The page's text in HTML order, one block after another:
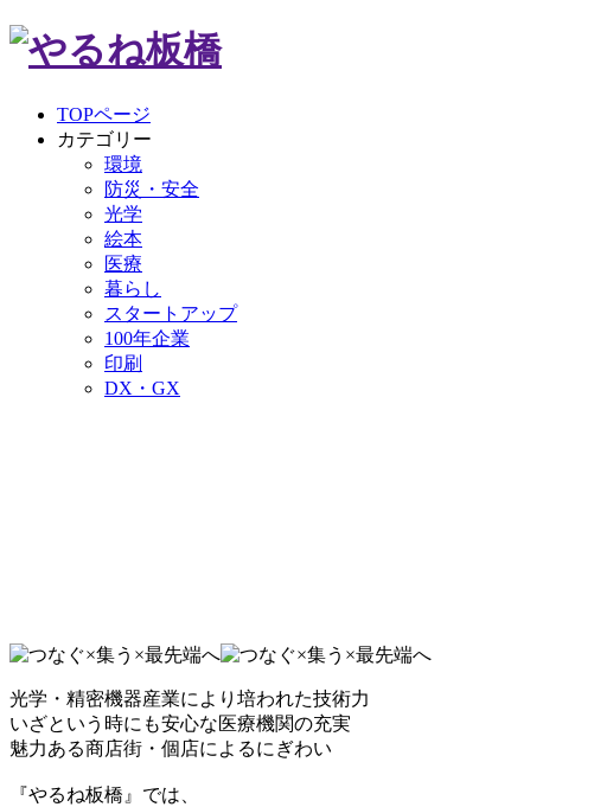
TOPページ
カテゴリー
環境
防災・安全
光学
絵本
医療
暮らし
スタートアップ
100年企業
印刷
DX・GX
光学・精密機器産業により培われた技術力
いざという時にも安心な医療機関の充実
魅力ある商店街・個店によるにぎわい
『やるね板橋』では、